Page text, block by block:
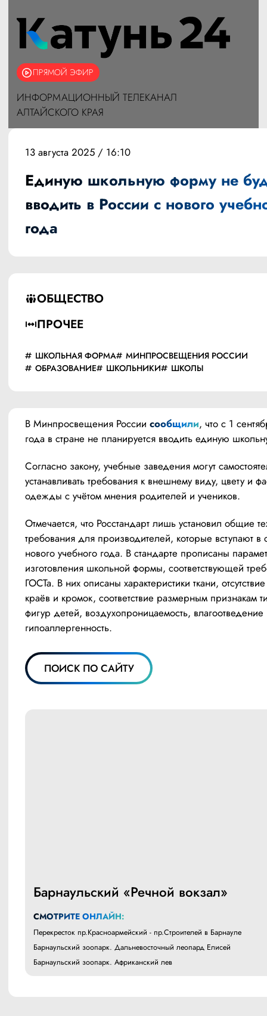
ПРЯМОЙ ЭФИР
ИНФОРМАЦИОННЫЙ ТЕЛЕКАНАЛ
АЛТАЙСКОГО КРАЯ
ОБЩЕСТВО
ПРОЧЕЕ
ШКОЛЬНАЯ ФОРМА
МИНПРОСВЕЩЕНИЯ РОССИИ
ОБРАЗОВАНИЕ
ШКОЛЬНИКИ ШКОЛЫ
13 августа 2025 / 16:10
Единую школьную форму не
вводить в России с нового
года
В Минпросвещения России сообщили, что с 1
года в стране не планируется вводить единую
Согласно закону, учебные заведения могут
устанавливать требования к внешнему виду, цвету и
одежды с учётом мнения родителей и учеников.
Отмечается, что Росстандарт лишь установил общие
требования для производителей, которые вступают в
нового учебного года. В стандарте прописаны
изготовления школьной формы, соответствующей
ГОСТа. В них описаны характеристики ткани,
краёв и кромок, соответствие размерным признакам
фигур детей, воздухопроницаемость, влагоотведение
гипоаллергенность.
ПОИСК ПО САЙТУ
Барнаульский «Речной вокзал»
СМОТРИТЕ ОНЛАЙН:
Перекресток пр.Красноармейский - пр.Строителей в Барнауле
Барнаульский зоопарк. Дальневосточный леопард Елисей
Барнаульский зоопарк. Африканский лев